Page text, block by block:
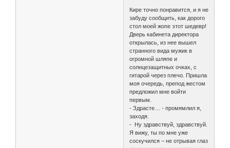
Кире точно понравится, и я не
забуду сообщить, как дорого
стол моей жопе этот шедевр!
Дверь кабинета директора
открылась, из нее вышел
странного вида мужик в
огромной шляпе и
солнцезащитных очках, с
гитарой через плечо. Пришла
моя очередь, препод жестом
предложил мне войти
первым.
- Здрасте… - промямлил я,
заходя.
- Ну здравствуй, здравствуй.
Я вижу, ты по мне уже
соскучился – не отрывая глаз